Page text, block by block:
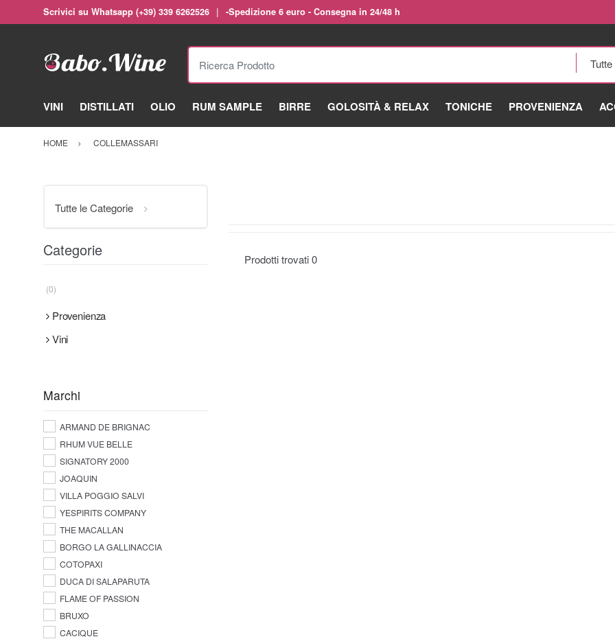
Scrivici su Whatsapp (+39) 339 6262526 -Spedizione 6 euro - Consegna in 24/48 h
Ricerca Prodotto
VINI DISTILLATI OLIO RUM SAMPLE BIRRE GOLOSITÀ & RELAX TONICHE PROVENIENZA
HOME COLLEMASSARI
Prodotti trovati0
Tutte le Categorie
Categorie
(0)
Provenienza
Vini
Marchi
ARMAND DE BRIGNAC
RHUM VUE BELLE
SIGNATORY 2000
JOAQUIN
VILLA POGGIO SALVI
YESPIRITS COMPANY
THE MACALLAN
BORGO LA GALLINACCIA
COTOPAXI
DUCA DI SALAPARUTA
FLAME OF PASSION
BRUXO
CACIQUE